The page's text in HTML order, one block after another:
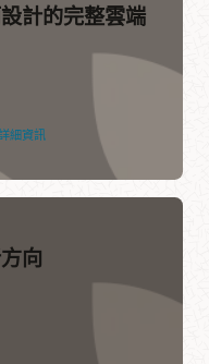
計的完整雲端
細資訊
向